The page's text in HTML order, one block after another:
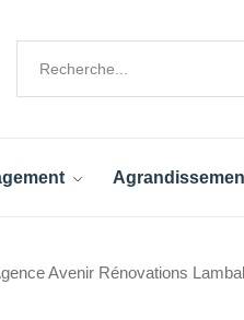
Avenir Rénovations